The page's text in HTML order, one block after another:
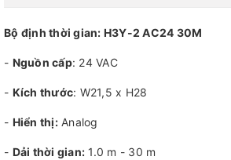
Bộ định thời gian: H3Y-2 AC24 30M
- Nguồn cấp: 24 VAC
- Kích thước: W21,5 x H28
- Hiển thị:Analog
- Dải thời gian: 1.0 m - 30 m